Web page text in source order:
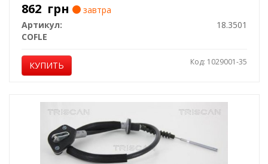
862 грн
завтра
Артикул:
18.3501
COFLE
КУПИТЬ Код: 1029001-35